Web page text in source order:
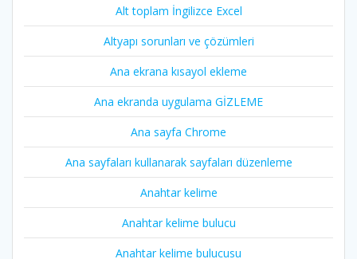
Alt toplam İngilizce Excel
Altyapı sorunları ve çözümleri
Ana ekrana kısayol ekleme
Ana ekranda uygulama GİZLEME
Ana sayfa Chrome
Ana sayfaları kullanarak sayfaları düzenleme
Anahtar kelime
Anahtar kelime bulucu
Anahtar kelime bulucusu